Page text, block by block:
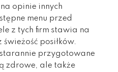
opinie innych
menu przed
z tych firm stawia na
posiłków.
przygotowane
zdrowe, ale także